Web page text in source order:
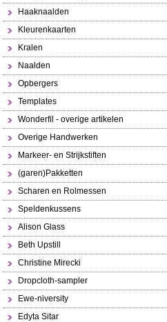
Haaknaalden
Kleurenkaarten
Kralen
Naalden
Opbergers
Templates
Wonderfil - overige artikelen
Overige Handwerken
Markeer- en Strijkstiften
(garen)Pakketten
Scharen en Rolmessen
Speldenkussens
Alison Glass
Beth Upstill
Christine Mirecki
Dropcloth-sampler
Ewe-niversity
Edyta Sitar